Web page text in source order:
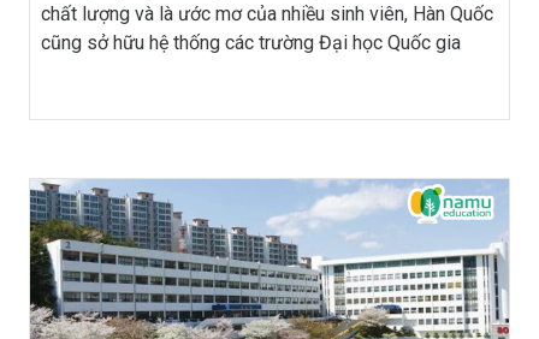
chất lượng và là ước mơ của nhiều sinh viên, Hàn Quốc
cũng sở hữu hệ thống các trường Đại học Quốc gia